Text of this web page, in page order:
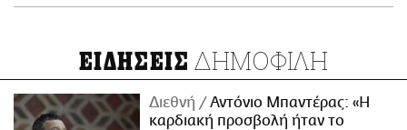
ΕΙΔΗΣΕΙΣ ΔΗΜΟΦΙΛΗ
Διεθνή
Αντόνιο Μπαντέρας: «Η
καρδιακή προσβολή ήταν το